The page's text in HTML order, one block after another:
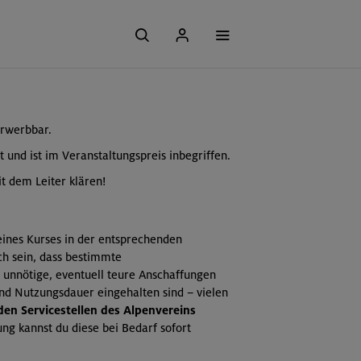
und ist im Veranstaltungspreis inbegriffen.
dem Leiter klären!
Kurses in der entsprechenden
sein, dass bestimmte
eventuell teure Anschaffungen
Nutzungsdauer eingehalten sind – vielen
Servicestellen des Alpenvereins
kannst du diese bei Bedarf sofort